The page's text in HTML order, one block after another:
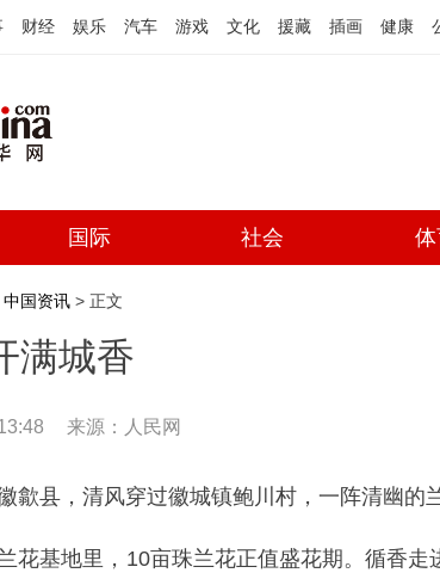
财经 娱乐 汽车 游戏 文化 援藏 插画 健康
国际 社会
中国资讯 > 正文
满城香
来源： 人民网
歙县，清风穿过徽城镇鲍川村，一阵清幽的
花基地里，10亩珠兰花正值盛花期。循香